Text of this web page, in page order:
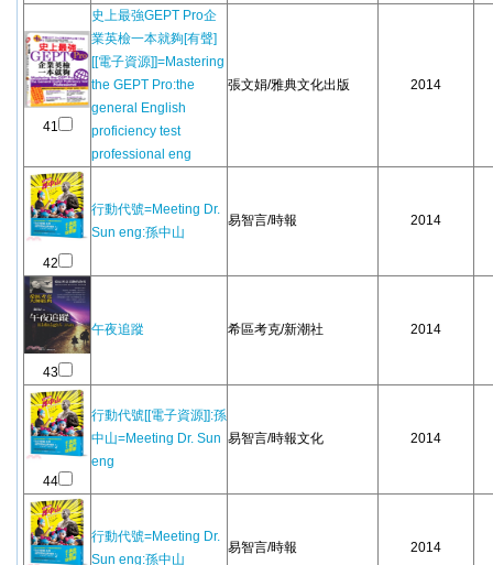
41
史上最強GEPT Pro企
業英檢一本就夠[有聲]
[[電子資源]]=Mastering
the GEPT Pro:the
general English
proficiency test
professional eng
張文娟/雅典文化出版 2014
42
行動代號=Meeting Dr.
Sun eng:孫中山
易智言/時報 2014
43
午夜追蹤 希區考克/新潮社 2014
44
行動代號[[電子資源]]:孫
中山=Meeting Dr. Sun
eng
易智言/時報文化 2014
行動代號=Meeting Dr.
Sun eng:孫中山
易智言/時報 2014